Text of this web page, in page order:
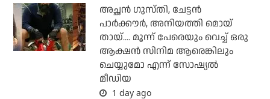
അച്ഛന്‍ ഗുസ്തി, ചേട്ടന്‍
പാര്‍ക്കൗര്‍, അനിയത്തി മൊയ്
തായ്.... മൂന്ന് പേരെയും വെച്ച് ഒരു
ആക്ഷന്‍ സിനിമ ആരെങ്കിലും
ചെയ്യുമോ എന്ന് സോഷ്യല്‍
മീഡിയ
1 day ago